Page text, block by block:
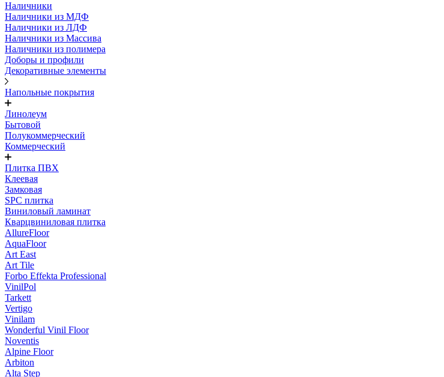
Наличники
Наличники из МДФ
Наличники из ЛДФ
Наличники из Массива
Наличники из полимера
Доборы и профили
Декоративные элементы
Напольные покрытия
Линолеум
Бытовой
Полукоммерческий
Коммерческий
Плитка ПВХ
Клеевая
Замковая
SPC плитка
Виниловый ламинат
Кварцвиниловая плитка
AllureFloor
AquaFloor
Art East
Art Tile
Forbo Effekta Professional
VinilPol
Tarkett
Vertigo
Vinilam
Wonderful Vinil Floor
Noventis
Alpine Floor
Arbiton
Alta Step